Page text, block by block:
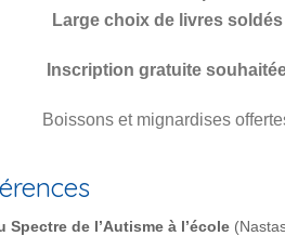
Large choix de livres soldés
Inscription gratuite
Boissons et mignardises
Spectre de l’Autisme à l’école